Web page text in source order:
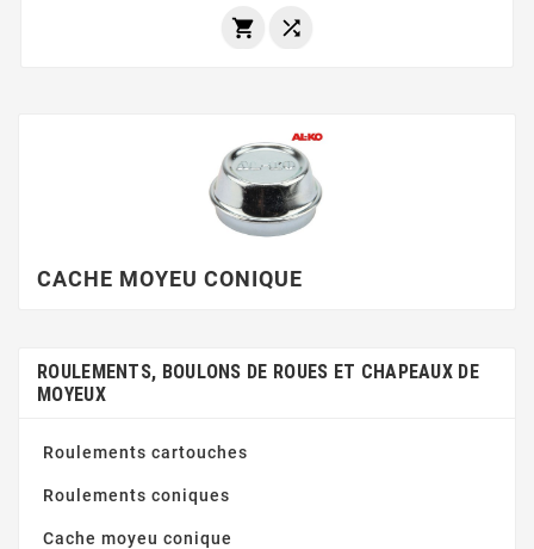
 
CACHE MOYEU CONIQUE
ROULEMENTS, BOULONS DE ROUES ET CHAPEAUX DE
MOYEUX
Roulements cartouches
Roulements coniques
Cache moyeu conique